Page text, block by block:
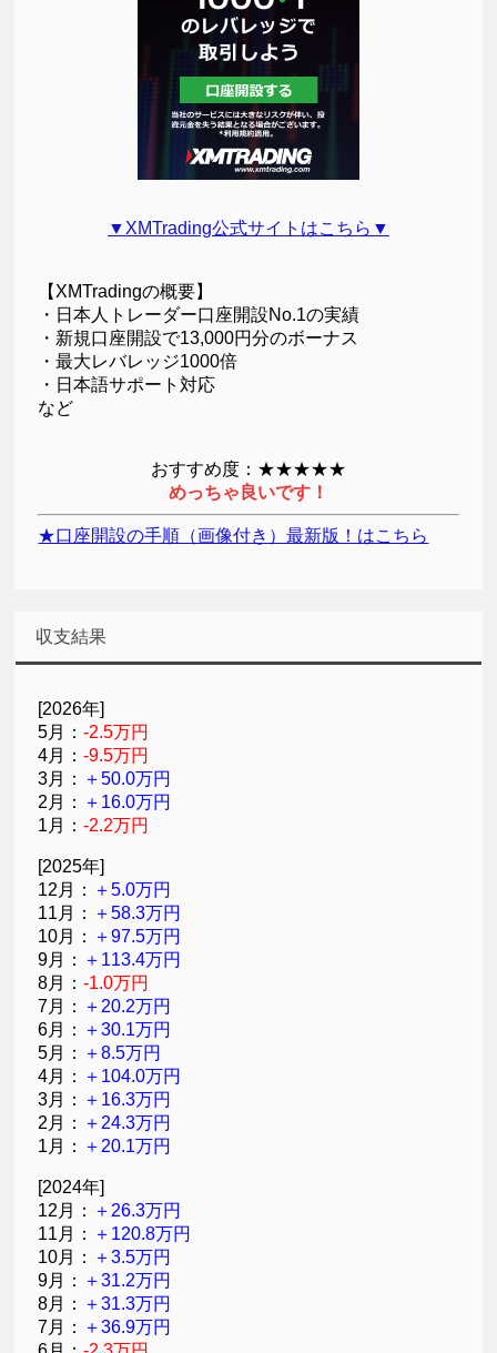
▼XMTrading公式サイトはこちら▼
【XMTradingの概要】
・日本人トレーダー口座開設No.1の実績
・新規口座開設で13,000円分のボーナス
・最大レバレッジ1000倍
・日本語サポート対応
など
おすすめ度：★★★★★
めっちゃ良いです！
★口座開設の手順（画像付き）最新版！はこちら
収支結果
[2026年]
5月：-2.5万円
4月：-9.5万円
3月： ＋50.0万円
2月： ＋16.0万円
1月：-2.2万円
[2025年]
12月： ＋5.0万円
11月： ＋58.3万円
10月： ＋97.5万円
9月： ＋113.4万円
8月：-1.0万円
7月： ＋20.2万円
6月： ＋30.1万円
5月： ＋8.5万円
4月： ＋104.0万円
3月： ＋16.3万円
2月： ＋24.3万円
1月： ＋20.1万円
[2024年]
12月： ＋26.3万円
11月： ＋120.8万円
10月： ＋3.5万円
9月： ＋31.2万円
8月： ＋31.3万円
7月： ＋36.9万円